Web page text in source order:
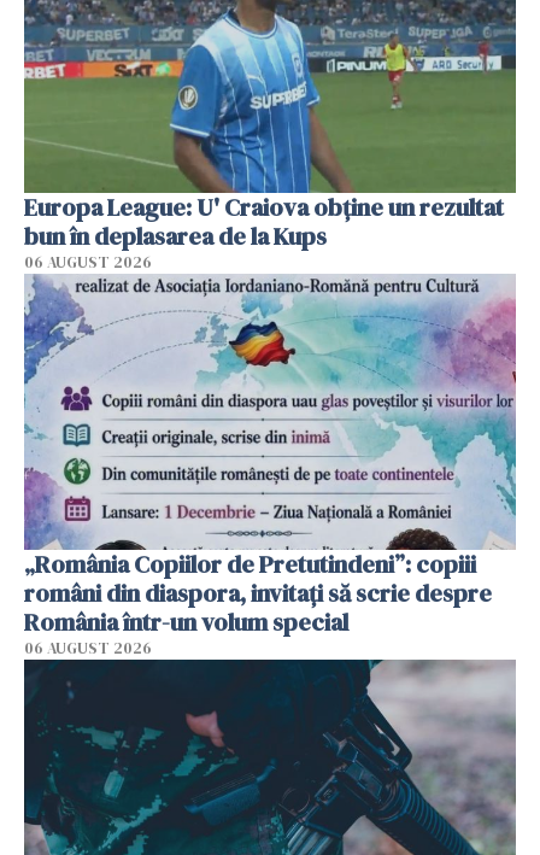
Europa League: U' Craiova obține un rezultat
bun în deplasarea de la Kups
06 AUGUST 2026
„România Copiilor de Pretutindeni”: copiii
români din diaspora, invitați să scrie despre
România într-un volum special
06 AUGUST 2026